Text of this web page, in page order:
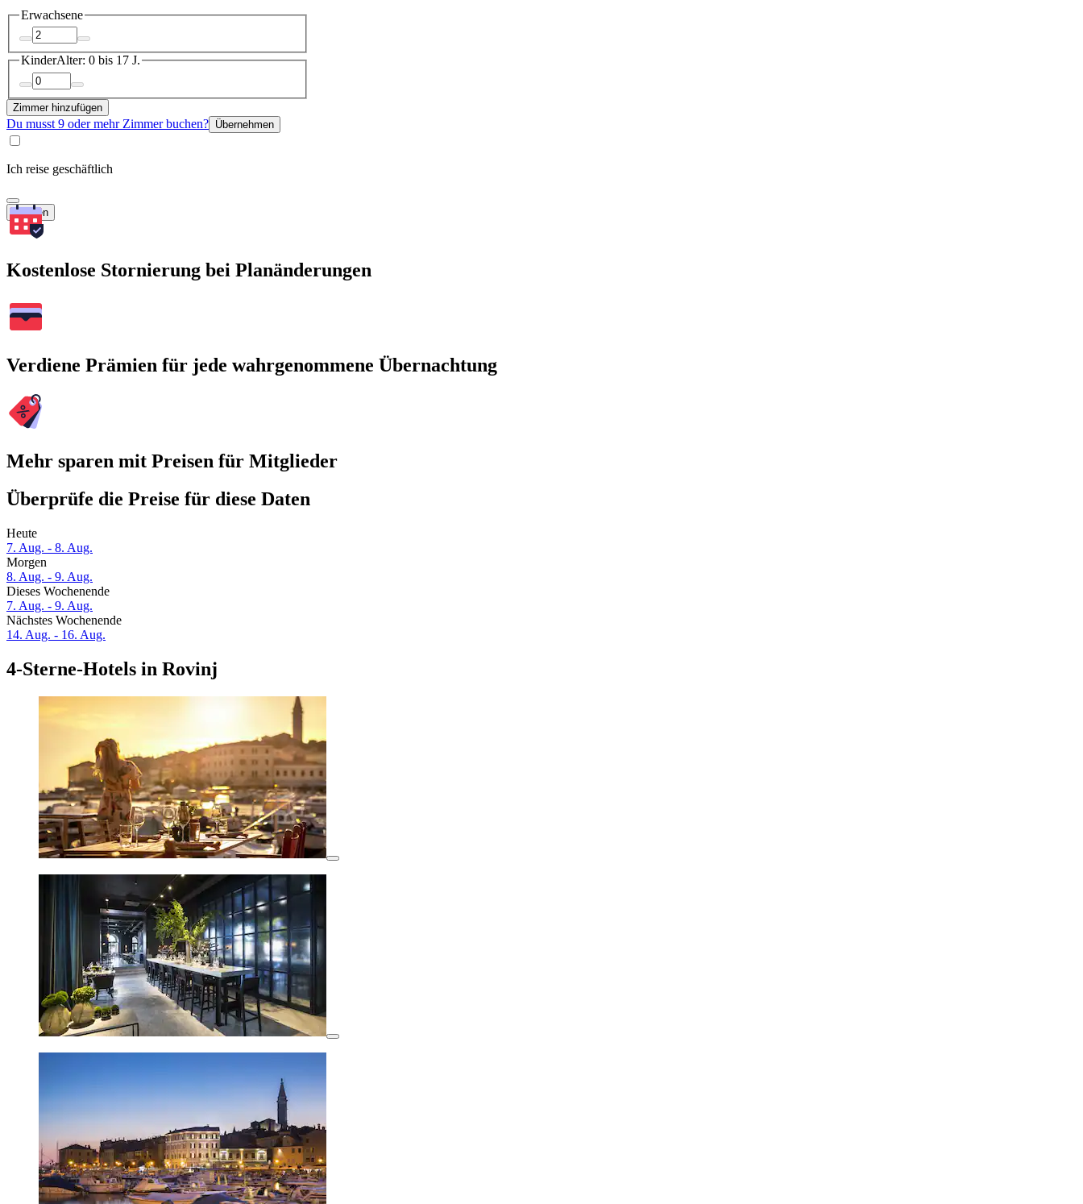
Erwachsene
KinderAlter: 0 bis 17 J.
Zimmer hinzufügen
Du musst 9 oder mehr Zimmer buchen? Übernehmen
Ich reise geschäftlich
Suchen
Kostenlose Stornierung bei Planänderungen
Verdiene Prämien für jede wahrgenommene Übernachtung
Mehr sparen mit Preisen für Mitglieder
Überprüfe die Preise für diese Daten
Heute
7. Aug. - 8. Aug.
Morgen
8. Aug. - 9. Aug.
Dieses Wochenende
7. Aug. - 9. Aug.
Nächstes Wochenende
14. Aug. - 16. Aug.
4-Sterne-Hotels in Rovinj